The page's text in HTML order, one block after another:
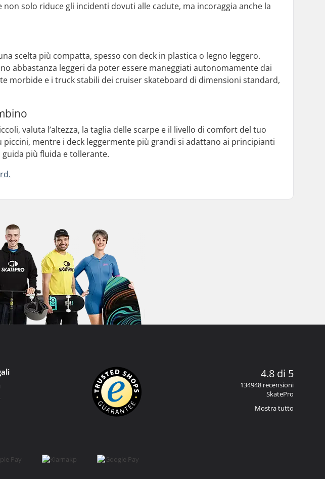
solo riduce gli incidenti dovuti alle cadute, ma incoraggia anche la
scelta più compatta, spesso con deck in plastica o legno leggero.
abbastanza leggeri da poter essere maneggiati autonomamente dai
morbide e i truck stabili dei cruiser skateboard di dimensioni standard,
valuta l’altezza, la taglia delle scarpe e il livello di comfort del tuo
mentre i deck leggermente più grandi si adattano ai principianti
più fluida e tollerante.
4.8 di 5
134948 recensioni
SkatePro
Mostra tutto